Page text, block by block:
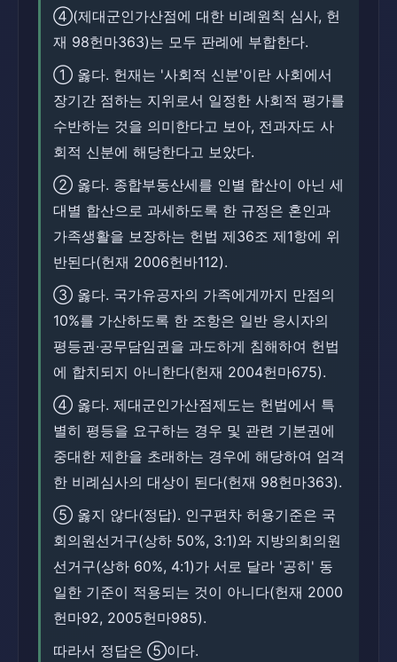
④(제대군인가산점에 대한 비례원칙 심사, 헌
재 98헌마363)는 모두 판례에 부합한다.
① 옳다. 헌재는 '사회적 신분'이란 사회에서
장기간 점하는 지위로서 일정한 사회적 평가를
수반하는 것을 의미한다고 보아, 전과자도 사
회적 신분에 해당한다고 보았다.
② 옳다. 종합부동산세를 인별 합산이 아닌 세
대별 합산으로 과세하도록 한 규정은 혼인과
가족생활을 보장하는 헌법 제36조 제1항에 위
반된다(헌재 2006헌바112).
③ 옳다. 국가유공자의 가족에게까지 만점의
10%를 가산하도록 한 조항은 일반 응시자의
평등권·공무담임권을 과도하게 침해하여 헌법
에 합치되지 아니한다(헌재 2004헌마675).
④ 옳다. 제대군인가산점제도는 헌법에서 특
별히 평등을 요구하는 경우 및 관련 기본권에
중대한 제한을 초래하는 경우에 해당하여 엄격
한 비례심사의 대상이 된다(헌재 98헌마363).
⑤ 옳지 않다(정답). 인구편차 허용기준은 국
회의원선거구(상하 50%, 3:1)와 지방의회의원
선거구(상하 60%, 4:1)가 서로 달라 '공히' 동
일한 기준이 적용되는 것이 아니다(헌재 2000
헌마92, 2005헌마985).
따라서 정답은 ⑤이다.